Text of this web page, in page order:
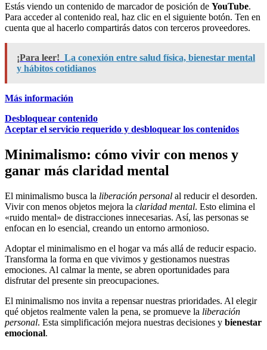
Estás viendo un contenido de marcador de posición de YouTube.
Para acceder al contenido real, haz clic en el siguiente botón. Ten en
cuenta que al hacerlo compartirás datos con terceros proveedores.
¡Para leer! La conexión entre salud física, bienestar mental
y hábitos cotidianos
Más información
Desbloquear contenido
Aceptar el servicio requerido y desbloquear los contenidos
Minimalismo: cómo vivir con menos y
ganar más claridad mental
El minimalismo busca la liberación personal al reducir el desorden.
Vivir con menos objetos mejora la claridad mental. Esto elimina el
«ruido mental» de distracciones innecesarias. Así, las personas se
enfocan en lo esencial, creando un entorno armonioso.
Adoptar el minimalismo en el hogar va más allá de reducir espacio.
Transforma la forma en que vivimos y gestionamos nuestras
emociones. Al calmar la mente, se abren oportunidades para
disfrutar del presente sin preocupaciones.
El minimalismo nos invita a repensar nuestras prioridades. Al elegir
qué objetos realmente valen la pena, se promueve la liberación
personal. Esta simplificación mejora nuestras decisiones y bienestar
emocional.